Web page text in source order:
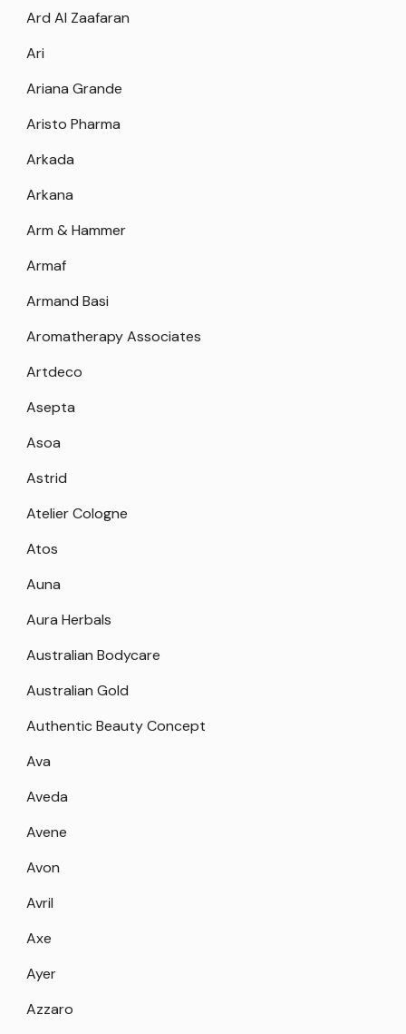
Ard Al Zaafaran
Ari
Ariana Grande
Aristo Pharma
Arkada
Arkana
Arm & Hammer
Armaf
Armand Basi
Aromatherapy Associates
Artdeco
Asepta
Asoa
Astrid
Atelier Cologne
Atos
Auna
Aura Herbals
Australian Bodycare
Australian Gold
Authentic Beauty Concept
Ava
Aveda
Avene
Avon
Avril
Axe
Ayer
Azzaro